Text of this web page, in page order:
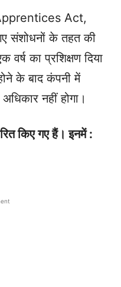
Apprentices Act,
संशोधनों के तहत की
वर्ष का प्रशिक्षण दिया
के बाद कंपनी में
नहीं होगा।
किए गए हैं। इनमें :